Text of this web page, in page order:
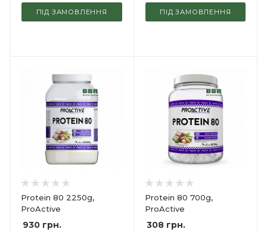
ПІД ЗАМОВЛЕННЯ ПІД ЗАМОВЛЕННЯ
Protein 80 2250g,
ProActive
930 грн.
Protein 80 700g,
ProActive
308грн.